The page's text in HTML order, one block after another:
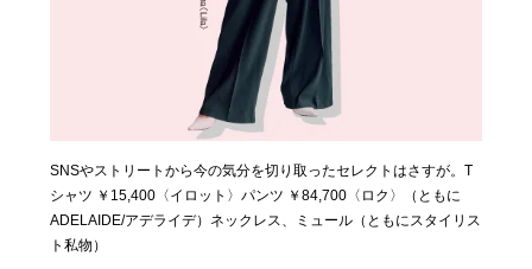
SNSやストリートから今の気分を切り取ったセレクトはさすが。T
シャツ ￥15,400〈イロット〉パンツ ￥84,700〈ロク〉（ともに
ADELAIDE/アデライデ）ネックレス、ミュール（ともにスタイリス
ト私物）
コルセットのようなハイウエストパンツとシャーリングで絞りを加
えた今年らしいジャケットのセットアップ。ジャケット ￥79,200
ジャンプスーツ ￥53,900〈ともにフェティコ〉（ともに
ADELAIDE/アデライデ）
美シルエットに定評のあるiirot。パンツ ￥38,500〈イロット〉
（ADELAIDE/アデライデ）